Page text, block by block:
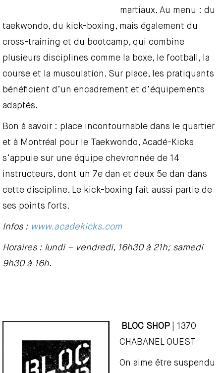
martiaux. Au menu : du
taekwondo, du kick-boxing, mais également du
cross-training et du bootcamp, qui combine
plusieurs disciplines comme la boxe, le football, la
course et la musculation. Sur place, les pratiquants
bénéficient d’un encadrement et d’équipements
adaptés.
Bon à savoir : place incontournable dans le quartier
et à Montréal pour le Taekwondo, Acadé-Kicks
s’appuie sur une équipe chevronnée de 14
instructeurs, dont un 7e dan et deux 5e dan dans
cette discipline. Le kick-boxing fait aussi partie de
ses points forts.
Infos : www.acadekicks.com
Horaires : lundi – vendredi, 16h30 à 21h; samedi
9h30 à 16h.
BLOC SHOP| 1370
CHABANEL OUEST
On aime être suspendu